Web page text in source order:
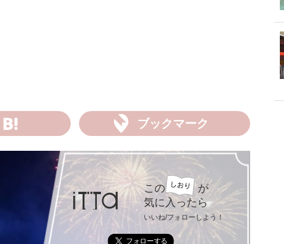
ブックマーク
この
が
気に入ったら
いいね/フォローしよう！